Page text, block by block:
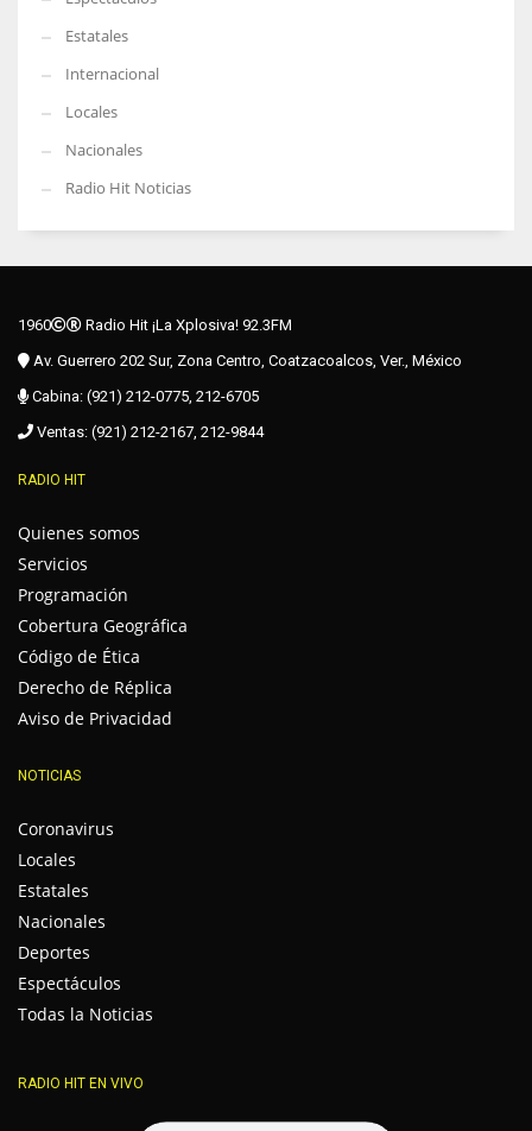
Estatales
Internacional
Locales
Nacionales
Radio Hit Noticias
1960
Radio Hit ¡La Xplosiva! 92.3FM
Av. Guerrero 202 Sur, Zona Centro, Coatzacoalcos, Ver., México
Cabina: (921) 212-0775, 212-6705
Ventas: (921) 212-2167, 212-9844
RADIO HIT
Quienes somos
Servicios
Programación
Cobertura Geográfica
Código de Ética
Derecho de Réplica
Aviso de Privacidad
NOTICIAS
Coronavirus
Locales
Estatales
Nacionales
Deportes
Espectáculos
Todas la Noticias
RADIO HIT EN VIVO